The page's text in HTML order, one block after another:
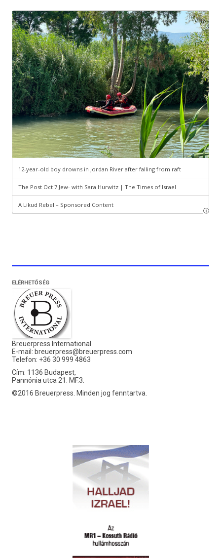
ELÉRHETŐSÉG
Breuerpress International
E-mail: breuerpress@breuerpress.com
Telefon: +36 30 999 4863
Cím: 1136 Budapest,
Pannónia utca 21. MF.3.
©2016 Breuerpress. Minden jog fenntartva.